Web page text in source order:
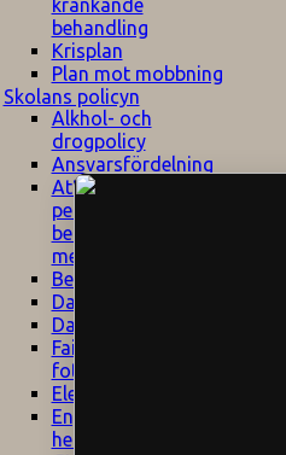
kränkande
behandling
Krisplan
Plan mot mobbning
Skolans policyn
Alkhol- och
drogpolicy
Ansvarsfördelning
Att undervisa och
pedagogiskt
bemöta barn/elever
med ADHD
Bedömningsplan
Dataskyddspolicy
Datorprogram
Fairplay på
fotbollsplanen
Elevvården
Engelska för
hemflyttare